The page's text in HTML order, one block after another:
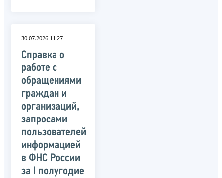
30.07.2026 11:27
Справка о
работе с
обращениями
граждан и
организаций,
запросами
пользователей
информацией
в ФНС России
за I полугодие